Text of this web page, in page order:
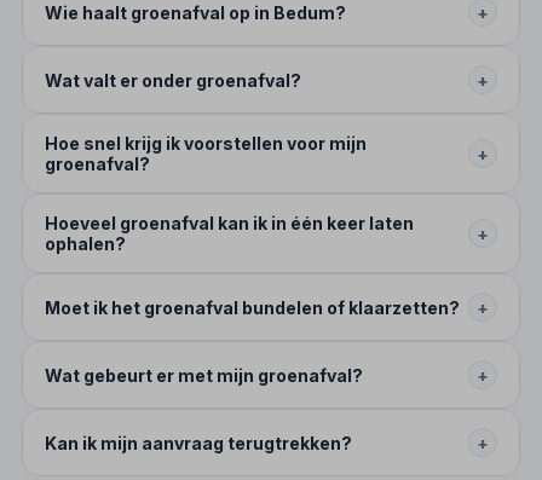
Wie haalt groenafval op in Bedum? +
Wat valt er onder groenafval? +
Hoe snel krijg ik voorstellen voor mijn
groenafval?
+
Hoeveel groenafval kan ik in één keer laten
ophalen?
+
Moet ik het groenafval bundelen of klaarzetten? +
Wat gebeurt er met mijn groenafval? +
Kan ik mijn aanvraag terugtrekken? +